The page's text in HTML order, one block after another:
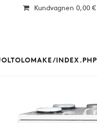
Kundvagnen 0,00 €
INDEX.PHP